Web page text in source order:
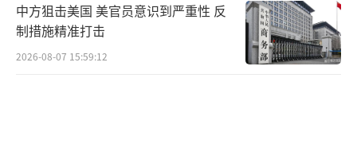
中方狙击美国 美官员意识到严重性 反
制措施精准打击
2026-08-07 15:59:12